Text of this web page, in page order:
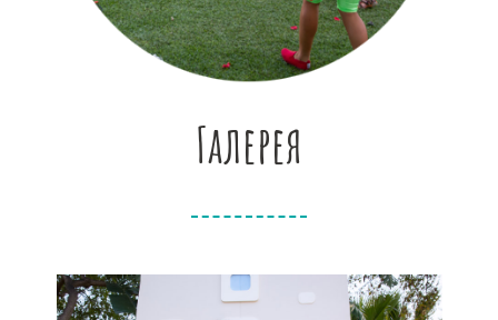
Галерея